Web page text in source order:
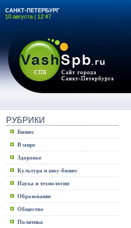
САНКТ-ПЕТЕРБУРГ
10 августа | 12:47
РУБРИКИ
Бизнес
В мире
Здоровье
Культура и шоу-бизнес
Наука и технологии
Образование
Общество
Политика